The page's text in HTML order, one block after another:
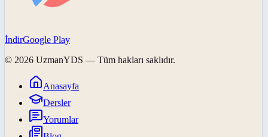
İndirGoogle Play
© 2026 UzmanYDS — Tüm hakları saklıdır.
Anasayfa
Dersler
Yorumlar